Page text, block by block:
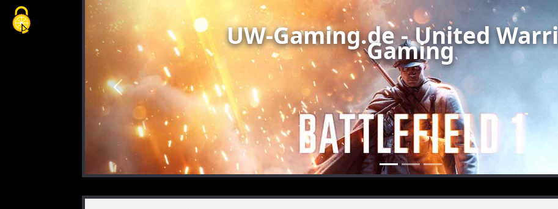
vorheriges
UW-Gaming.de - United
Gaming
Cookie-Einstellungen